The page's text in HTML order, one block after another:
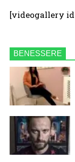
[videogallery
BENESSERE